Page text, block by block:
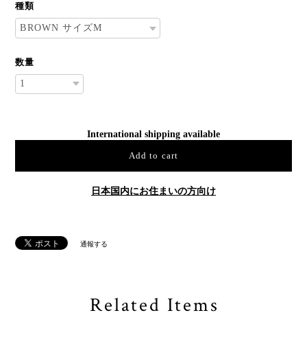
種類
数量
International shipping available
Add to cart
日本国内にお住まいの方向け
通報する
Related Items